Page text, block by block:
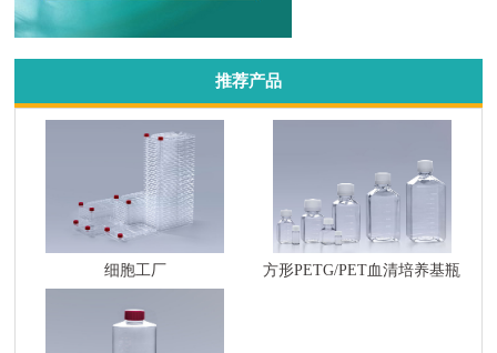
推荐产品
细胞工厂 方形PETG/PET血清培养基瓶